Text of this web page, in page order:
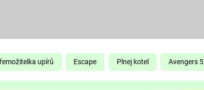
KOMEDIE
CHUCK
NORRIS
upírů Escape Plnej kotel Avengers 5